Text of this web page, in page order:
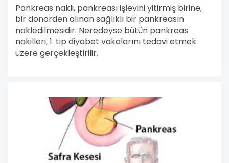
Pankreas nakli, pankreası işlevini yitirmiş birine,
bir donörden alınan sağlıklı bir pankreasın
nakledilmesidir. Neredeyse bütün pankreas
nakilleri, 1. tip diyabet vakalarını tedavi etmek
üzere gerçekleştirilir.